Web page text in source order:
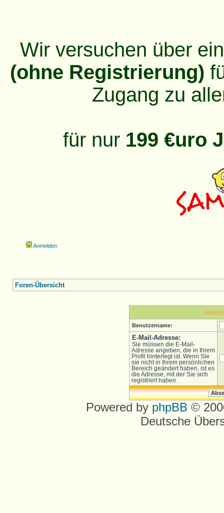
Wir versuchen über
(ohne Registrierung)
Zugang zu
für nur 199 €uro
Anmelden
Foren-Übersicht
Benutzername:
E-Mail-Adresse:
Sie müssen die E-Mail-
Adresse angeben, die in Ihrem
Profil hinterlegt ist. Wenn Sie
sie nicht in Ihrem persönlichen
Bereich geändert haben, ist es
die Adresse, mit der Sie sich
registriert haben.
Powered by phpBB ©
Deutsche